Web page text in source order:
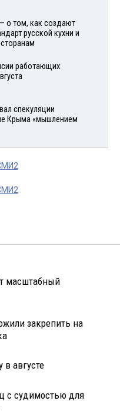
о том, как создают
русской кухни и
работающих
спекуляции
Крыма «мышлением
масштабный
закрепить на
августе
с судимостью для